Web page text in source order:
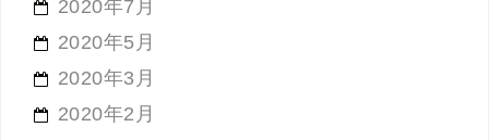
2020年7月
2020年5月
2020年3月
2020年2月